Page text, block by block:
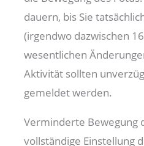
dauern, bis Sie
(irgendwo dazwischen
wesentlichen
Aktivität sollten
gemeldet werden.
Verminderte Bewegung
vollständige Einstellung